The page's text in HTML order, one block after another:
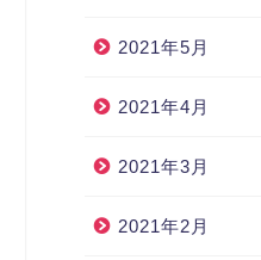
2021年5月
2021年4月
2021年3月
2021年2月